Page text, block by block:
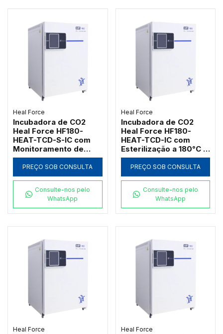
Heal Force
Incubadora de CO2
Heal Force HF180-
HEAT-TCD-S-IC com
Monitoramento de
Umidade
PREÇO SOB CONSULTA
Consulte-nos pelo
WhatsApp
Heal Force
Incubadora de CO2
Heal Force HF180-
HEAT-TCD-IC com
Esterilização a 180°C e
Sensor TCD
PREÇO SOB CONSULTA
Consulte-nos pelo
WhatsApp
Heal Force Heal Force